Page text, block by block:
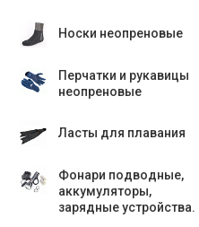
Носки неопреновые
Перчатки и рукавицы
неопреновые
Ласты для плавания
Фонари подводные,
аккумуляторы,
зарядные устройства.